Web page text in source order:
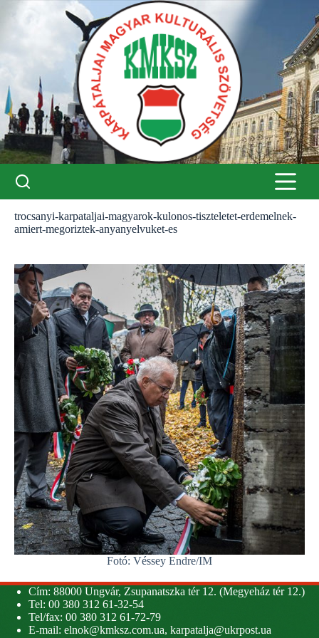
trocsanyi-karpataljai-magyarok-kulonos-tiszteletet-erdemelnek-
amiert-megoriztek-anyanyelvuket-es
Fotó: Véssey Endre/IM
Cím: 88000 Ungvár, Zsupanatszka tér 12. (Megyeház tér 12.)
Tel: 00 380 312 61-32-54
Tel/fax: 00 380 312 61-72-79
E-mail: elnok@kmksz.com.ua, karpatalja@ukrpost.ua